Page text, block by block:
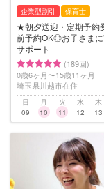
企業型割引 保育士
★朝夕送迎・定期予
前予約OK◎お子さまに
サポート
(189回)
0歳6ヶ月〜15歳11ヶ月
埼玉県川越市在住
日
09
月
10
火
11
水
12
木
13